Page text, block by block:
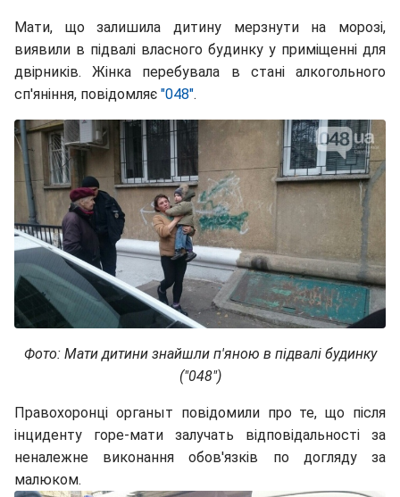
Мати, що залишила дитину мерзнути на морозі,
виявили в підвалі власного будинку у приміщенні для
двірників. Жінка перебувала в стані алкогольного
сп'яніння, повідомляє "048".
Фото: Мати дитини знайшли п'яною в підвалі будинку
("048")
Правохоронцi органыт повідомили про те, що після
інциденту горе-мати залучать відповідальності за
неналежне виконання обов'язків по догляду за
малюком.